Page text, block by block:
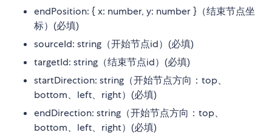
endPosition: { x: number, y: number }（结束节点坐
标）(必填)
sourceId: string（开始节点id）(必填)
targetId: string（结束节点id）(必填)
startDirection: string（开始节点方向：top、
bottom、left、right）(必填)
endDirection: string（开始节点方向：top、
bottom、left、right）(必填)